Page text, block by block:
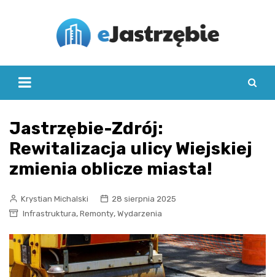
Jastrzębie-Zdrój:
Rewitalizacja ulicy Wiejskiej
zmienia oblicze miasta!
Krystian Michalski
28 sierpnia 2025
Infrastruktura, Remonty, Wydarzenia